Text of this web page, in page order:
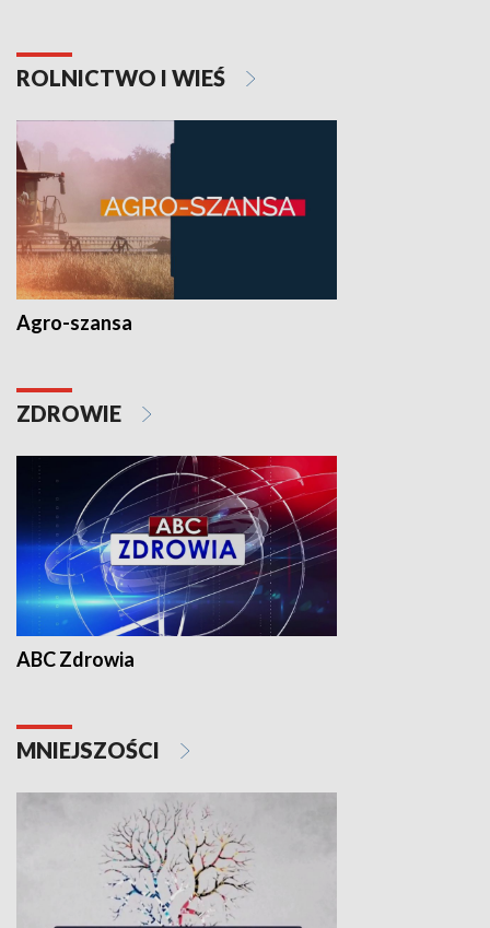
ROLNICTWO I WIEŚ
Agro-szansa
ZDROWIE
ABC Zdrowia
MNIEJSZOŚCI